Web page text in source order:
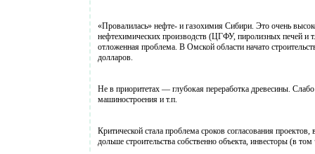
«Провалилась» нефте- и газохимия Сибири. Это очень
нефтехимических производств (ЦГФУ, пиролизных печей и
отложенная проблема. В Омской области начато
долларов.
Не в приоритетах — глубокая переработка древесины.
машиностроения и т.п.
Критической стала проблема сроков согласования
дольше строительства собственно объекта, инвесторы (в